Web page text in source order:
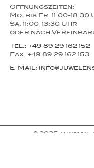
Öffnungszeiten:
Mo. bis Fr. 11:00-18:30
Sa. 11:00-13:30 Uhr
oder nach
Tel.: +49 89 29 162 152
Fax: +49 89 29 162 153
E-Mail:
© 2025